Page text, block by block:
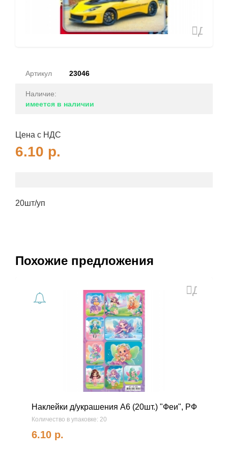
Артикул 23046
Наличие:
имеется в наличии
Цена с НДС
6.10 р.
20шт/уп
Похожие предложения
Наклейки д/украшения А6 (20шт.) "Феи", РФ
Количество в упаковке: 20
6.10 р.